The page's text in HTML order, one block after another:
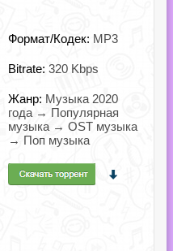
Формат/Кодек: MP3
Bitrate: 320 Kbps
Жанр: Музыка 2020
года → Популярная
музыка → OST музыка
→ Поп музыка